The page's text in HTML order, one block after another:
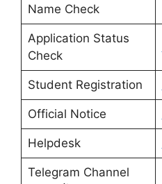
Name Check
Application Status
Check
Student Registration
Official Notice
Helpdesk
Telegram Channel